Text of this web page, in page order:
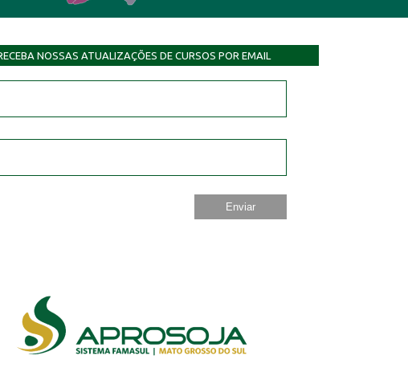
NOSSAS ATUALIZAÇÕES DE CURSOS POR EMAIL